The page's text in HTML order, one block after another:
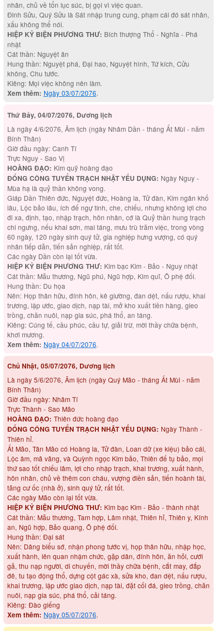
nhân, chủ về tổn lục súc, bị gọi vì việc quan.
Đinh Sửu, Quý Sửu là Sát nhập trung cung, phạm cái đó sát nhân,
xấu không thể nói.
HIỆP KỶ BIỆN PHƯƠNG THƯ: Bích thượng Thổ - Nghĩa - Phá
nhật
Cát thần: Nguyệt ân
Hung thần: Nguyệt phá, Đại hao, Nguyệt hình, Tứ kích, Cửu
không, Chu tước.
Kiêng: Mọi việc không nên làm.
Xem thêm: Ngày 03/07/2076.
Thứ Bảy, 04/07/2076, Dương lịch
Là ngày 4/6/2076, Âm lịch (ngày Nhâm Dần - tháng Ất Mùi - năm
Bính Thân)
Giờ đầu ngày: Canh Tí
Trực Nguy - Sao Vị
HOÀNG ĐẠO: Kim quỹ hoàng đạo
ĐỔNG CÔNG TUYỂN TRẠCH NHẬT YẾU DỤNG: Ngày Nguy -
Mùa hạ là quỷ thần không vong.
Giáp Dần Thiên đức, Nguyệt đức, Hoàng la, Tử đàn, Kim ngân khố
lâu, Lộc bảo lâu, ích đế ngự tinh, che, chiếu, nhưng không lợi cho
đi xa, định, tạo, nhập trạch, hôn nhân, cớ là Quỷ thần hung trạch
chi ngưng, nếu khai sơn, mai táng, mưu trù trăm việc, trong vòng
60 ngày, 120 ngày sinh quý tử, gia nghiệp hưng vượng, có quý
nhân tiếp dẫn, tiến sản nghiệp, rất tốt.
Các ngày Dần còn lại tốt vừa.
HIỆP KỶ BIỆN PHƯƠNG THƯ: Kim bạc Kim - Bảo - Nguy nhật
Cát thần: Mẫu thương, Ngũ phú, Ngũ hợp, Kim quĩ, Ô phệ đối.
Hung thần: Du họa
Nên: Họp thân hữu, đính hôn, kê giường, đan dệt, nấu rượu, khai
trương, lập ước, giao dịch, nạp tài, mở kho xuất tiền hàng, gieo
trồng, chăn nuôi, nạp gia súc, phá thổ, an táng.
Kiêng: Cúng tế, cầu phúc, cầu tự, giải trừ, mời thầy chữa bệnh,
khơi mương.
Xem thêm: Ngày 04/07/2076.
Chủ Nhật, 05/07/2076, Dương lịch
Là ngày 5/6/2076, Âm lịch (ngày Quý Mão - tháng Ất Mùi - năm
Bính Thân)
Giờ đầu ngày: Nhâm Tí
Trực Thành - Sao Mão
HOÀNG ĐẠO: Thiên đức hoàng đạo
ĐỔNG CÔNG TUYỂN TRẠCH NHẬT YẾU DỤNG: Ngày Thành -
Thiên hỉ.
Ất Mão, Tân Mão có Hoàng la, Tử đàn, Loan dữ (xe kiệu) bảo cái,
Lộc âm, mã vãng, và Quỳnh ngọc Kim bảo, Thiên đế tụ bảo, mọi
thứ sao tốt chiếu lâm, lợi cho nhập trạch, khai trương, xuất hành,
hôn nhân, chủ về thêm con cháu, vượng điền sản, tiến hoành tài,
tăng cư ốc (nhà ở), sinh quý tử, rất tốt.
Các ngày Mão còn lại tốt vừa.
HIỆP KỶ BIỆN PHƯƠNG THƯ: Kim bạc Kim - Bảo - thành nhật
Cát thần: Mẫu thương, Tam hợp, Lâm nhật, Thiên hỉ, Thiên y, Kính
an, Ngũ hợp, Bảo quang, Ô phệ đối.
Hung thần: Đại sát
Nên: Dâng biểu sớ, nhận phong tước vị, họp thân hữu, nhập học,
xuất hành, lên quan nhậm chức, gặp dân, đính hôn, ăn hỏi, cưới
gả, thu nạp người, di chuyến, mời thầy chữa bệnh, cắt may, đắp
đê, tu tạo động thổ, dựng cột gác xà, sửa kho, đan dệt, nấu rượu,
khai trương, lập ước giao dịch, nạp tài, đặt cối đá, gieo trồng, chăn
nuôi, nạp gia súc, phá thổ, cải táng.
Kiêng: Đào giếng
Xem thêm: Ngày 05/07/2076.